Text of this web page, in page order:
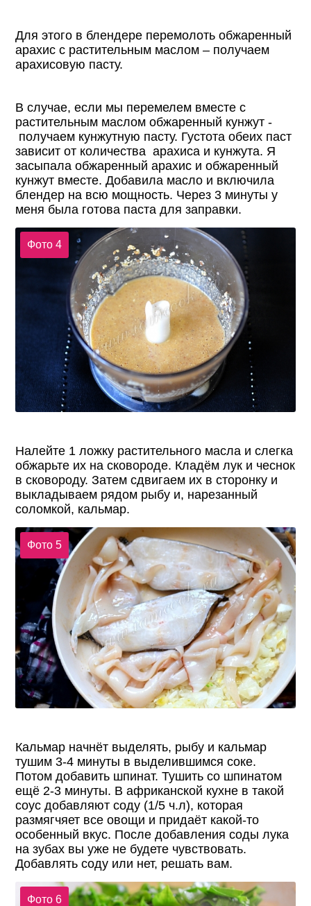
Для этого в блендере перемолоть обжаренный
арахис с растительным маслом – получаем
арахисовую пасту.
В случае, если мы перемелем вместе с
растительным маслом обжаренный кунжут -
получаем кунжутную пасту. Густота обеих паст
зависит от количества арахиса и кунжута. Я
засыпала обжаренный арахис и обжаренный
кунжут вместе. Добавила масло и включила
блендер на всю мощность. Через 3 минуты у
меня была готова паста для заправки.
Фото 4
Налейте 1 ложку растительного масла и слегка
обжарьте их на сковороде. Кладём лук и чеснок
в сковороду. Затем сдвигаем их в сторонку и
выкладываем рядом рыбу и, нарезанный
соломкой, кальмар.
Фото 5
Кальмар начнёт выделять, рыбу и кальмар
тушим 3-4 минуты в выделившимся соке.
Потом добавить шпинат. Тушить со шпинатом
ещё 2-3 минуты. В африканской кухне в такой
соус добавляют соду (1/5 ч.л), которая
размягчяет все овощи и придаёт какой-то
особенный вкус. После добавления соды лука
на зубах вы уже не будете чувствовать.
Добавлять соду или нет, решать вам.
Фото 6